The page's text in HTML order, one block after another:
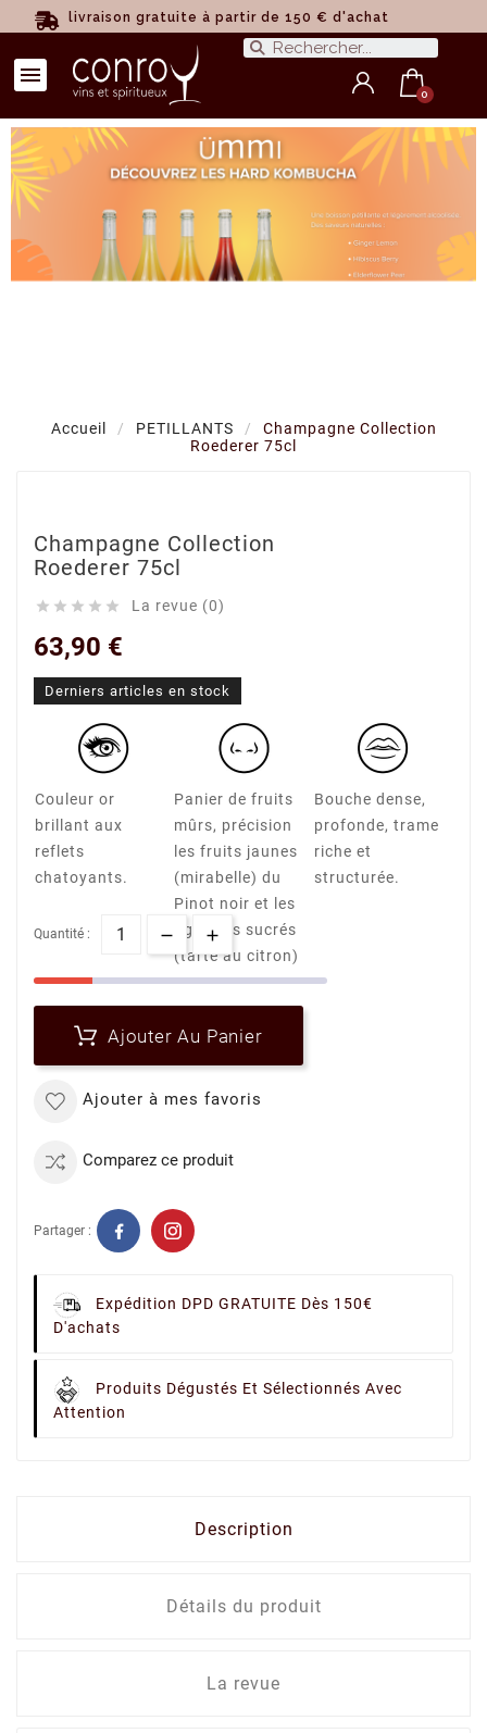
livraison gratuite à partir de 150 € d'achat
Accueil PETILLANTS
Champagne Collection
Roederer 75cl
Champagne Collection
Roederer 75cl
     La revue (0)
63,90 €
Derniers articles en stock
Couleur or
brillant aux
reflets
chatoyants.
Panier de fruits
mûrs, précision
les fruits jaunes
(mirabelle) du
Pinot noir et les
agrumes sucrés
(tarte au citron)
Bouche dense,
profonde, trame
riche et
structurée.
Quantité :
Ajouter Au Panier
Ajouter à mes favoris
Comparez ce produit
Partager :
Expédition DPD GRATUITE Dès 150€
D'achats
Produits Dégustés Et Sélectionnés Avec
Attention
Description
Détails du produit
La revue